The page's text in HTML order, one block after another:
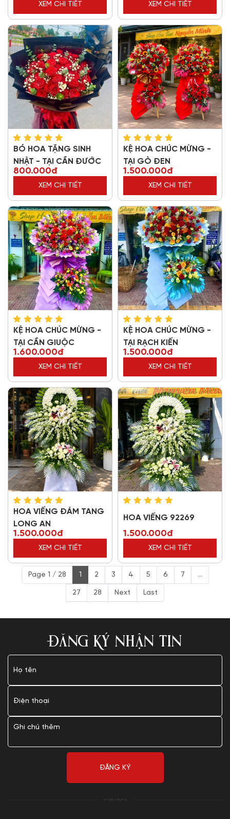
XEM CHI TIẾT XEM CHI TIẾT
BÓ HOA TẶNG SINH
NHẬT - TẠI CẦN ĐƯỚC
800.000đ
XEM CHI TIẾT
KỆ HOA CHÚC MỪNG -
TẠI GÒ ĐEN
1.500.000đ
XEM CHI TIẾT
KỆ HOA CHÚC MỪNG -
TẠI CẦN GIUỘC
1.600.000đ
XEM CHI TIẾT
KỆ HOA CHÚC MỪNG -
TẠI RẠCH KIẾN
1.500.000đ
XEM CHI TIẾT
HOA VIẾNG ĐÁM TANG
LONG AN
1.500.000đ
XEM CHI TIẾT
HOA VIẾNG 92269
1.500.000đ
XEM CHI TIẾT
Page 1 / 28 1 2 3 4 5 6 7 ...
27 28 Next Last
ĐĂNG KÝ NHẬN TIN